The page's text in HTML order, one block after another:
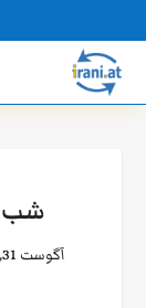
شب
آگوست 31, 2023